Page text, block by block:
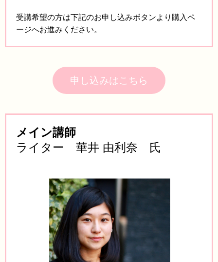
受講希望の方は下記のお申し込みボタンより購入ペ
ージへお進みください。
申し込みはこちら
メイン講師
ライター 華井 由利奈 氏